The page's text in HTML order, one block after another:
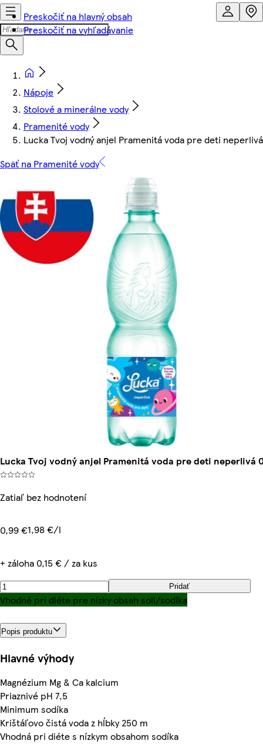
Preskočiť na hlavný obsah
Preskočiť na vyhľadávanie
Nápoje
Stolové a minerálne vody
Pramenité vody
Lucka Tvoj vodný anjel Pramenitá voda pre deti
Späť na Pramenité vody
Lucka Tvoj vodný anjel Pramenitá voda pre deti neperlivá
Zatiaľ bez hodnotení
0,99 €1,98 €/l
+ záloha 0,15 € / za kus
Pridať
Vhodné pri diéte pre nízky obsah soli/sodíka
Popis produktu
Hlavné výhody
Magnézium Mg & Ca kalcium
Priaznivé pH 7,5
Minimum sodíka
Krištáľovo čistá voda z hĺbky 250 m
Vhodná pri diéte s nízkym obsahom sodíka